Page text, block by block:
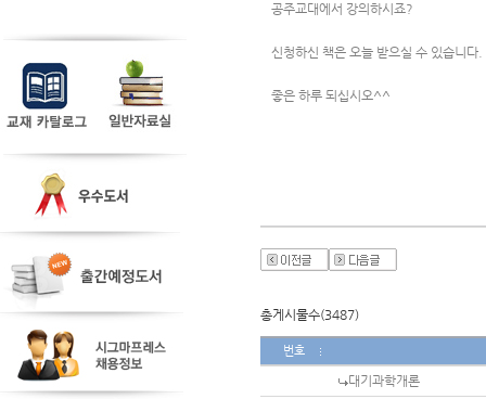
공주교대에서 강의하시죠?
신청하신 책은 오늘 받으실 수 있습니다.
좋은 하루 되십시오^^
총게시물수(3487)
번호
대기과학개론